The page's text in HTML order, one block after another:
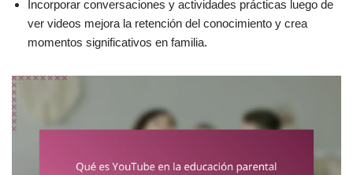
Incorporar conversaciones y actividades prácticas luego de
ver videos mejora la retención del conocimiento y crea
momentos significativos en familia.